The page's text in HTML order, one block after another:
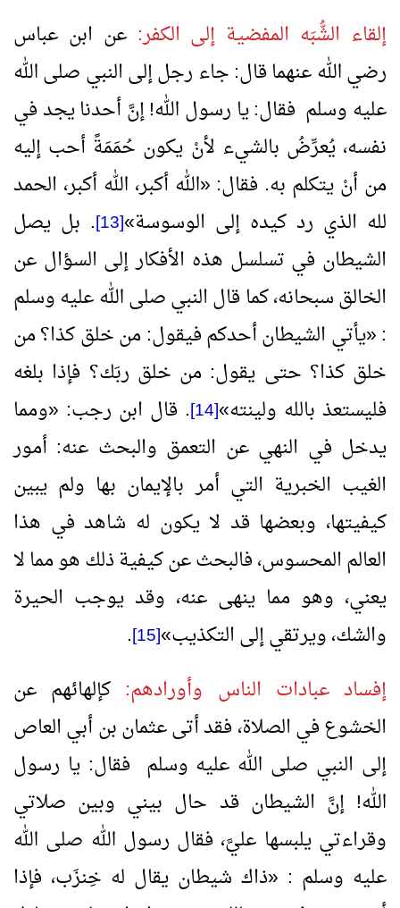
إلقاء الشُّبَه المفضية إلى الكفر:عن ابن عباس
رضي الله عنهما قال: جاء رجل إلى النبي صلى الله
عليه وسلم فقال: يا رسول الله! إنَّ أحدنا يجد في
نفسه، يُعرِّضُ بالشيء لأنْ يكون حُمَمَةً أحب إليه
من أنْ يتكلم به. فقال: «الله أكبر، الله أكبر، الحمد
لله الذي رد كيده إلى الوسوسة»
[13]
. بل يصل
الشيطان في تسلسل هذه الأفكار إلى السؤال عن
الخالق سبحانه، كما قال النبي صلى الله عليه وسلم
:
«يأتي الشيطان أحدكم فيقول: من خلق كذا؟ من
خلق كذا؟ حتى يقول: من خلق ربَك؟ فإذا بلغه
فليستعذ بالله ولينته»
[14] . قال ابن رجب: «ومما
يدخل في النهي عن التعمق والبحث عنه: أمور
الغيب الخبرية التي أمر بالإيمان بها ولم يبين
كيفيتها، وبعضها قد لا يكون له شاهد في هذا
العالم المحسوس، فالبحث عن كيفية ذلك هو مما لا
يعني، وهو مما ينهى عنه، وقد يوجب الحيرة
والشك، ويرتقي إلى التكذيب»
[15]
.
إفساد عبادات الناس وأورادهم: كإلهائهم عن
الخشوع في الصلاة، فقد أتى عثمان بن أبي العاص
إلى النبي صلى الله عليه وسلم فقال: يا رسول
الله! إنَّ الشيطان قد حال بيني وبين صلاتي
وقراءتي يلبسها عليَّ، فقال رسول الله صلى الله
عليه وسلم : «ذاك شيطان يقال له خِنزَب، فإذا